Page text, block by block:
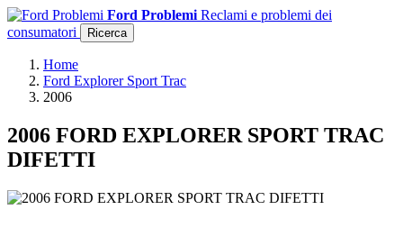
Ford Problemi Reclami e problemi dei
consumatori
Ricerca
Home
Ford Explorer Sport Trac
2006
2006 FORD EXPLORER SPORT TRAC
DIFETTI